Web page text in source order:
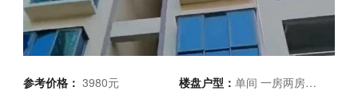
参考价格：3980元 楼盘户型： 单间 一房两房…